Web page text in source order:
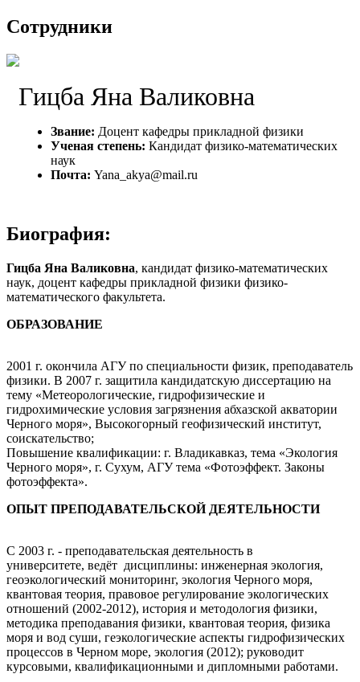
Сотрудники
Гицба Яна Валиковна
Звание: Доцент кафедры прикладной физики
Ученая степень: Кандидат физико-математических
наук
Почта: Yana_akya@mail.ru
Биография:
Гицба Яна Валиковна, кандидат физико-математических
наук, доцент кафедры прикладной физики физико-
математического факультета.
ОБРАЗОВАНИЕ
2001 г. окончила АГУ по специальности физик, преподаватель
физики. В 2007 г. защитила кандидатскую диссертацию на
тему «Метеорологические, гидрофизические и
гидрохимические условия загрязнения абхазской акватории
Черного моря», Высокогорный геофизический институт,
соискательство;
Повышение квалификации: г. Владикавказ, тема «Экология
Черного моря», г. Сухум, АГУ тема «Фотоэффект. Законы
фотоэффекта».
ОПЫТ ПРЕПОДАВАТЕЛЬСКОЙ ДЕЯТЕЛЬНОСТИ
С 2003 г. - преподавательская деятельность в
университете, ведёт дисциплины: инженерная экология,
геоэкологический мониторинг, экология Черного моря,
квантовая теория, правовое регулирование экологических
отношений (2002-2012), история и методология физики,
методика преподавания физики, квантовая теория, физика
моря и вод суши, геэкологические аспекты гидрофизических
процессов в Черном море, экология (2012); руководит
курсовыми, квалификационными и дипломными работами.